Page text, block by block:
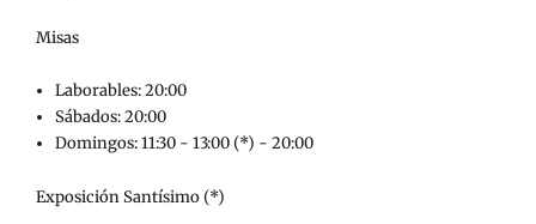
Misas
Laborables: 20:00
Sábados: 20:00
Domingos: 11:30 - 13:00 (*) - 20:00
Exposición Santísimo (*)